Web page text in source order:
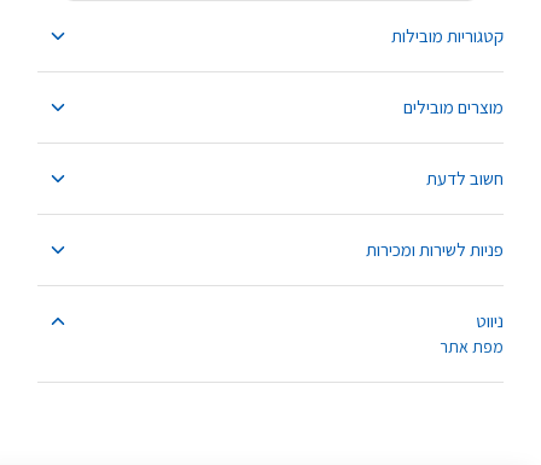
קטגוריות מובילות
מוצרים מובילים
חשוב לדעת
פניות לשירות ומכירות
ניווט
מפת אתר